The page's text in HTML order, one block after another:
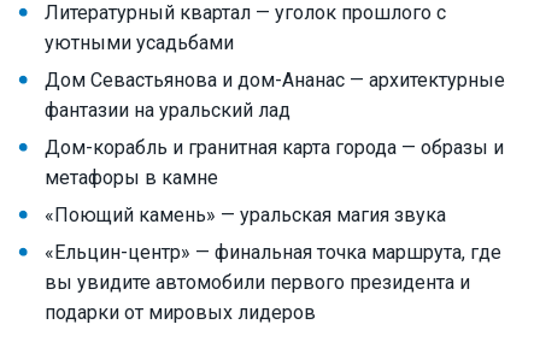
Литературный квартал — уголок прошлого с
уютными усадьбами
Дом Севастьянова и дом-Ананас — архитектурные
фантазии на уральский лад
Дом-корабль и гранитная карта города — образы и
метафоры в камне
«Поющий камень» — уральская магия звука
«Ельцин-центр» — финальная точка маршрута, где
вы увидите автомобили первого президента и
подарки от мировых лидеров